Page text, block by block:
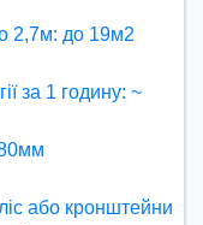
2,7м: до 19м2
за 1 годину: ~
або кронштейни